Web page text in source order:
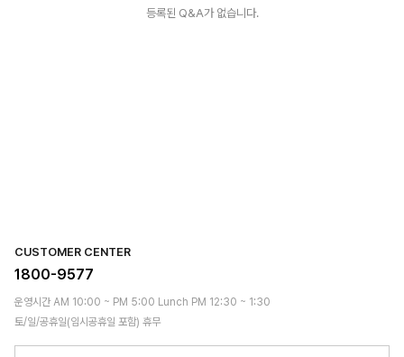
등록된 Q&A가 없습니다.
CUSTOMER CENTER
1800-9577
운영시간 AM 10:00 ~ PM 5:00 Lunch PM 12:30 ~ 1:30
토/일/공휴일(임시공휴일 포함) 휴무